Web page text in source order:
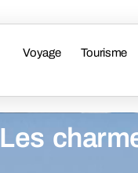
Voyage Tourisme
Les